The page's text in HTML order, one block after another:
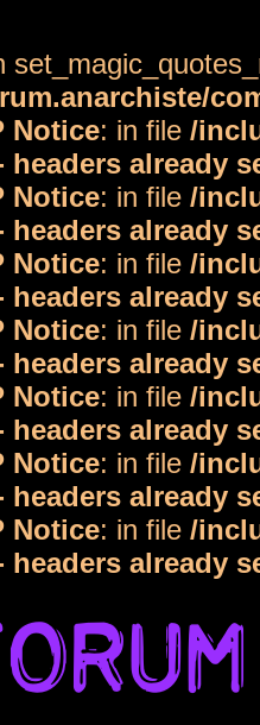
Notice: in file /
already
Notice: in file /
already
Notice: in file /
already
Notice: in file /
already
Notice: in file /
already
Notice: in file /
already
Notice: in file /
already